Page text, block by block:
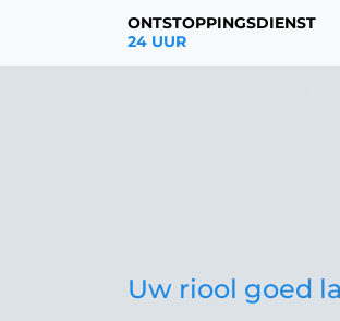
ONTSTOPPINGSDIENST
24 UUR
Uw riool goed